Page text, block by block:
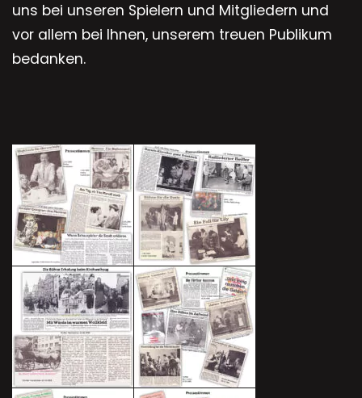
uns bei unseren Spielern und Mitgliedern und
vor allem bei Ihnen, unserem treuen Publikum
bedanken.